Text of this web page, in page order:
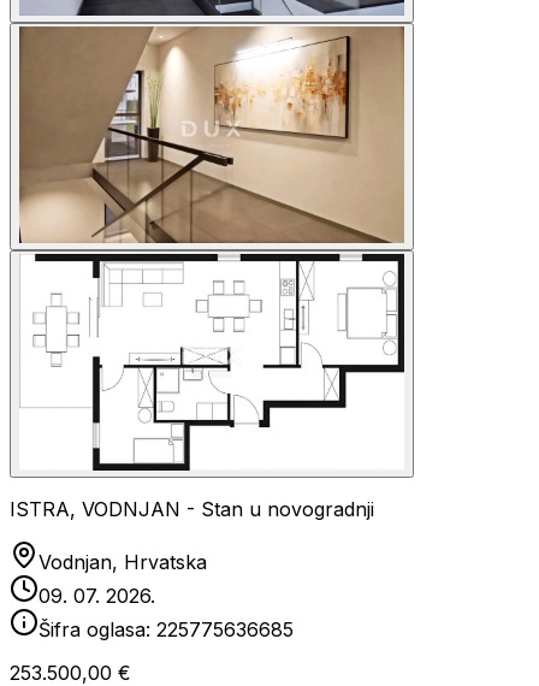
ISTRA, VODNJAN - Stan u novogradnji
Vodnjan, Hrvatska
09. 07. 2026.
Šifra oglasa: 225775636685
253.500,00 €